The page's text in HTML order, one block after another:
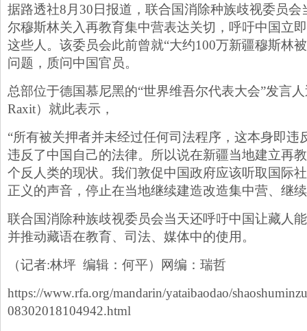
据路透社8月30日报道，联合国消除种族歧视委员
尔穆斯林关入再教育集中营表达关切，呼吁中国立
这些人。该委员会此前曾就“大约100万新疆穆斯林
问题，质问中国官员。
总部位于德国慕尼黑的“世界维吾尔代表大会”发言
Raxit）就此表示，
“所有被关押者并未经过任何司法程序，这本身即违
违反了中国自己的法律。所以说在新疆当地建立再
个反人类的现状。我们敦促中国政府应该听取国际
正义的声音，停止在当地继续建造改造集中营、继
联合国消除种族歧视委员会当天还呼吁中国让藏人
并推动藏语在教育、司法、媒体中的使用。
（记者:林坪 编辑：何平）网编：瑞哲
https://www.rfa.org/mandarin/yataibaodao/
08302018104942.html